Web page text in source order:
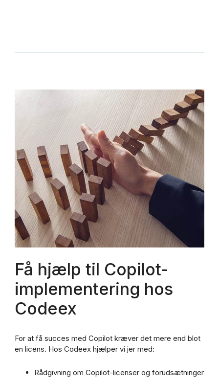
Få hjælp til Copilot-
implementering hos
Codeex
For at få succes med Copilot kræver det mere end blot
en licens. Hos Codeex hjælper vi jer med:
Rådgivning om Copilot-licenser og forudsætninger